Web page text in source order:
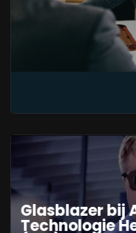
Glasblazer bij
Technologie